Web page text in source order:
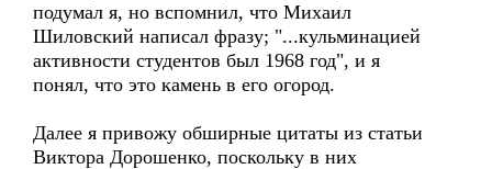
подумал я, но вспомнил, что Михаил
Шиловский написал фразу; "...кульминацией
активности студентов был 1968 год", и я
понял, что это камень в его огород.
Далее я привожу обширные цитаты из статьи
Виктора Дорошенко, поскольку в них